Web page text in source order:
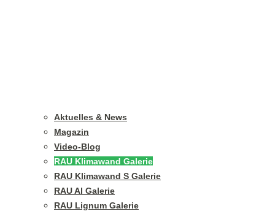
Aktuelles & News
Magazin
Video-Blog
RAU Klimawand Galerie
RAU Klimawand S Galerie
RAU Al Galerie
RAU Lignum Galerie